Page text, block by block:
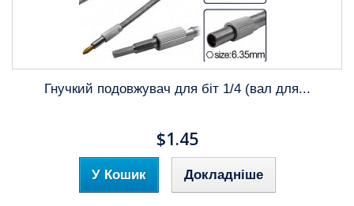
Гнучкий подовжувач для біт 1/4 (вал для...
$1.45
У Кошик Докладніше